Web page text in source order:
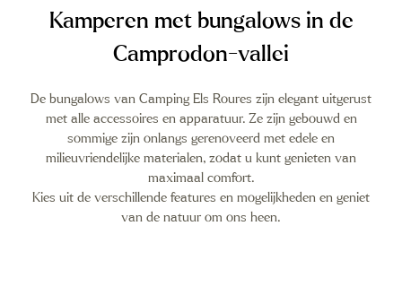
Kamperen met bungalows in de
Camprodon-vallei
De bungalows van Camping Els Roures zijn elegant uitgerust
met alle accessoires en apparatuur. Ze zijn gebouwd en
sommige zijn onlangs gerenoveerd met edele en
milieuvriendelijke materialen, zodat u kunt genieten van
maximaal comfort.
Kies uit de verschillende features en mogelijkheden en geniet
van de natuur om ons heen.